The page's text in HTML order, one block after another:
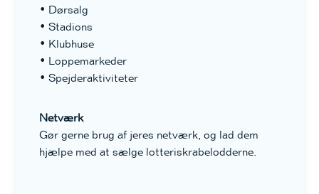
• Dørsalg
• Stadions
• Klubhuse
• Loppemarkeder
• Spejderaktiviteter
Netværk
Gør gerne brug af jeres netværk, og lad dem
hjælpe med at sælge lotteriskrabelodderne.